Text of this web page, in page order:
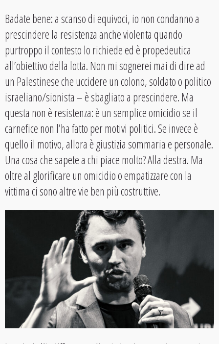
Badate bene: a scanso di equivoci, io non condanno a
prescindere la resistenza anche violenta quando
purtroppo il contesto lo richiede ed è propedeutica
all’obiettivo della lotta. Non mi sognerei mai di dire ad
un Palestinese che uccidere un colono, soldato o politico
israeliano/sionista – è sbagliato a prescindere. Ma
questa non è resistenza: è un semplice omicidio se il
carnefice non l’ha fatto per motivi politici. Se invece è
quello il motivo, allora è giustizia sommaria e personale.
Una cosa che sapete a chi piace molto? Alla destra. Ma
oltre al glorificare un omicidio o empatizzare con la
vittima ci sono altre vie ben più costruttive.